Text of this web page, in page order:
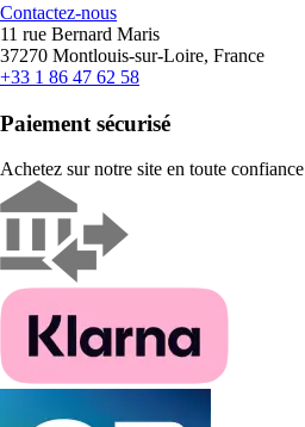
Contactez-nous
11 rue Bernard Maris
37270 Montlouis-sur-Loire, France
+33 1 86 47 62 58
Paiement sécurisé
Achetez sur notre site en toute confiance